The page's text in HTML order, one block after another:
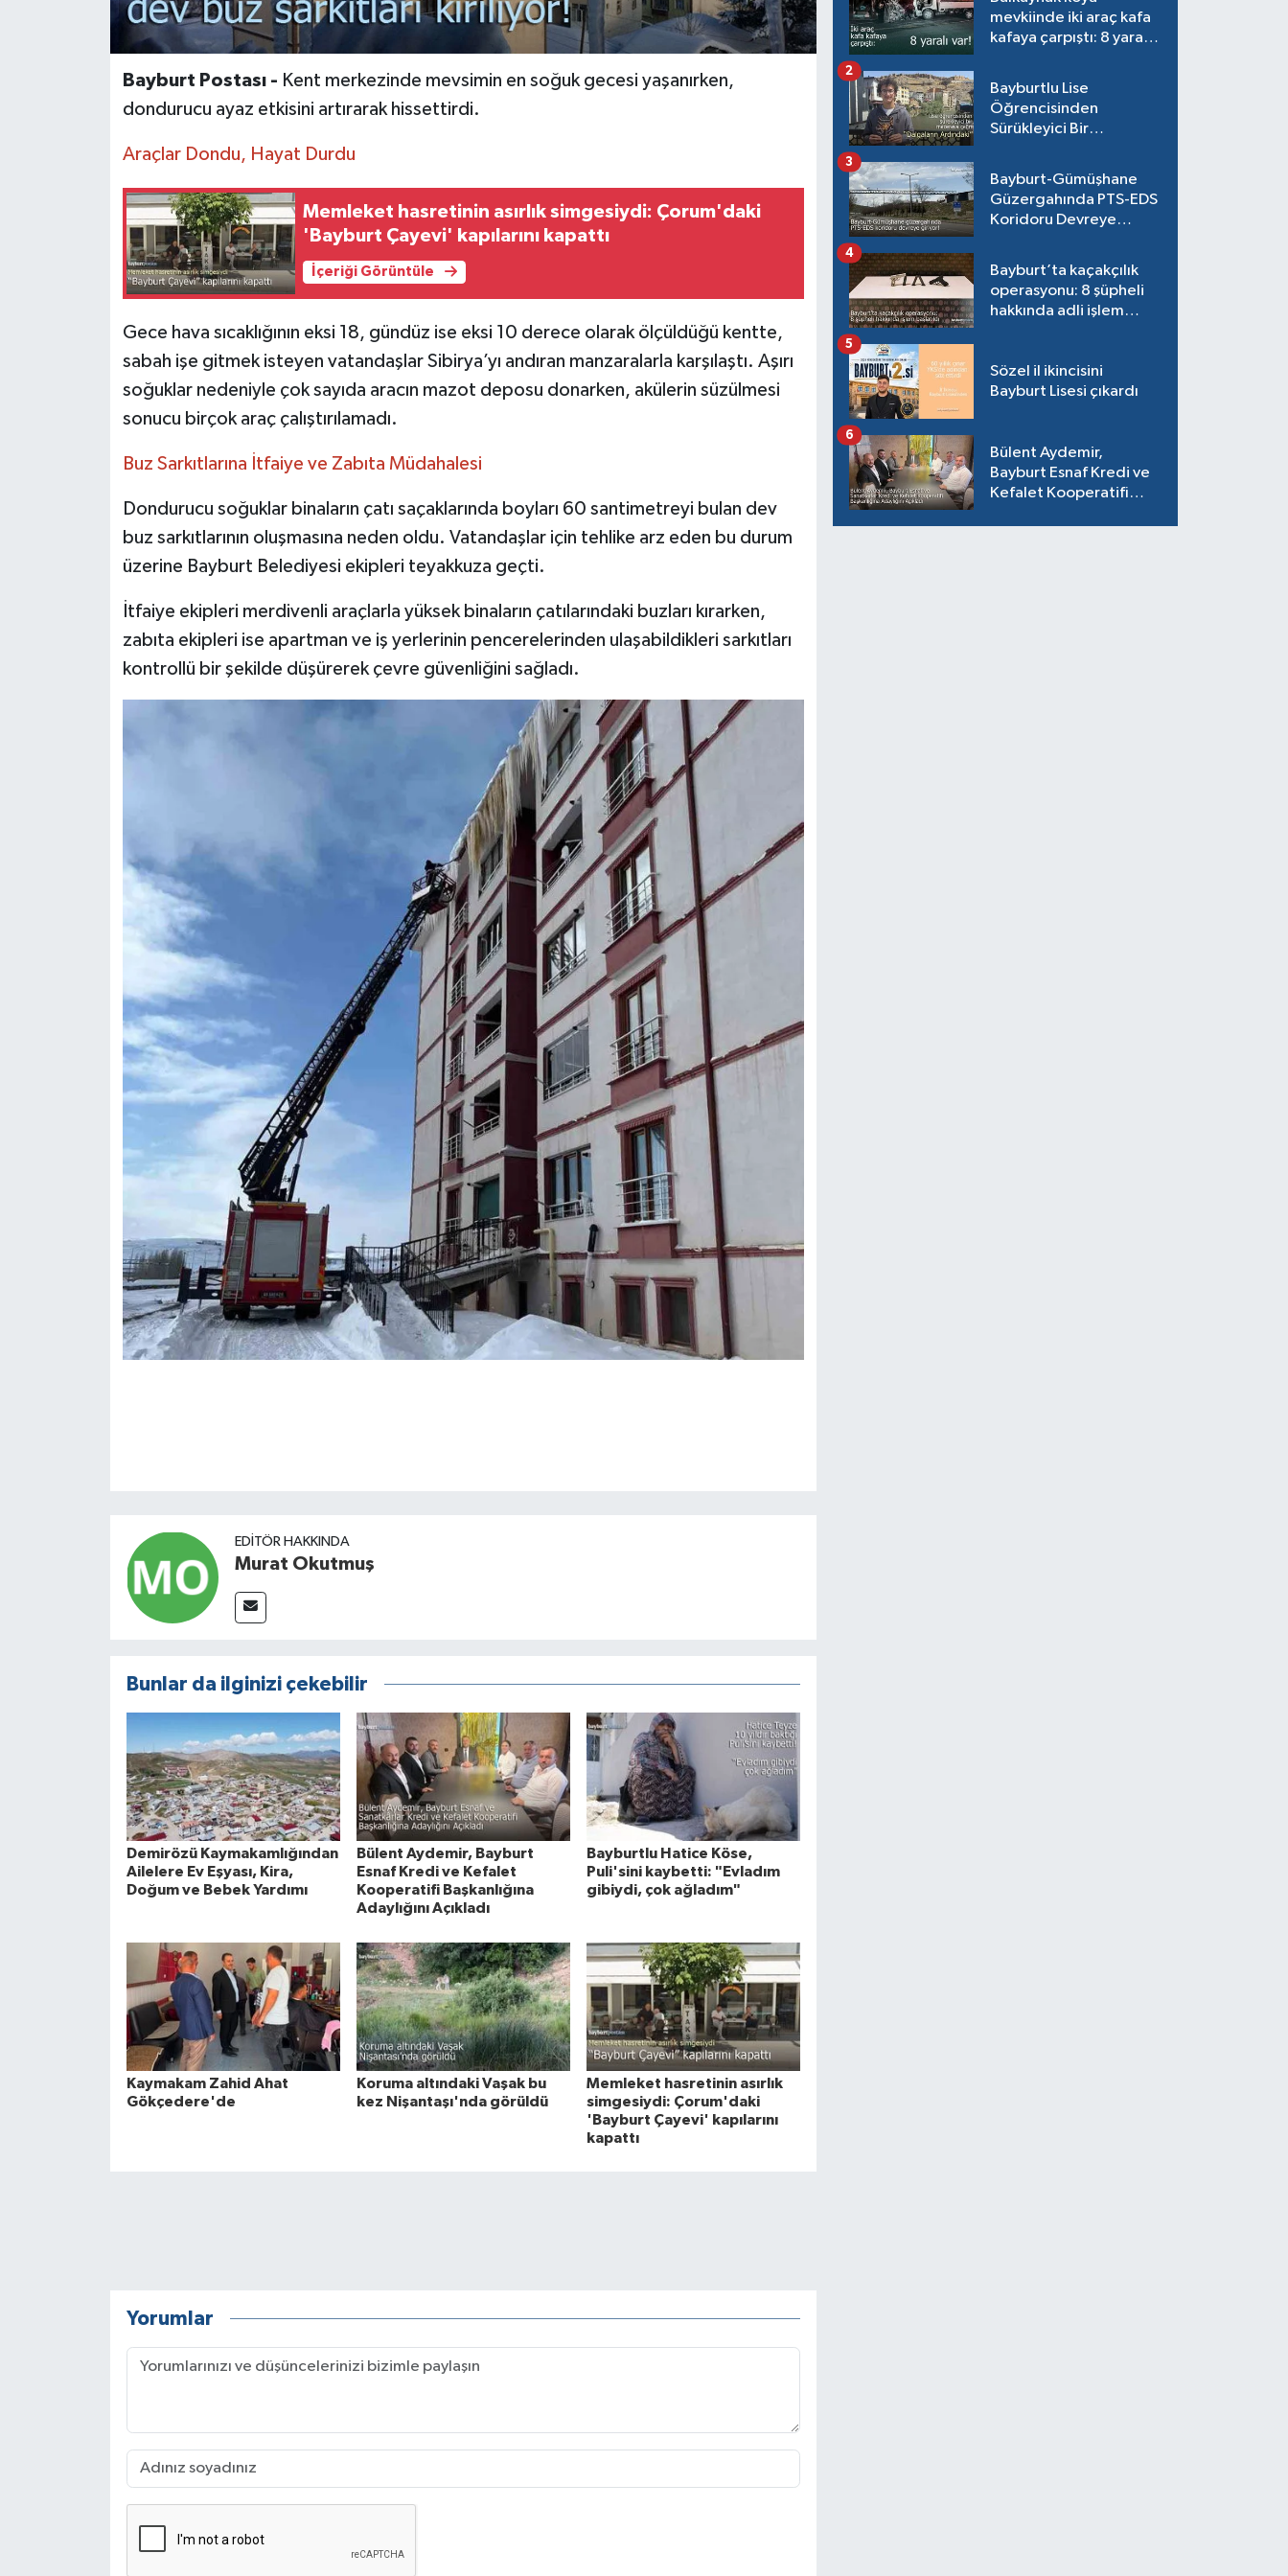
Bayburt Postası - Kent merkezinde mevsimin en soğuk gecesi yaşanırken,
dondurucu ayaz etkisini artırarak hissettirdi.
Araçlar Dondu, Hayat Durdu
Memleket hasretinin asırlık simgesiydi: Çorum'daki
'Bayburt Çayevi' kapılarını kapattı
İçeriği Görüntüle
Gece hava sıcaklığının eksi 18, gündüz ise eksi 10 derece olarak ölçüldüğü kentte,
sabah işe gitmek isteyen vatandaşlar Sibirya’yı andıran manzaralarla karşılaştı. Aşırı
soğuklar nedeniyle çok sayıda aracın mazot deposu donarken, akülerin süzülmesi
sonucu birçok araç çalıştırılamadı.
Buz Sarkıtlarına İtfaiye ve Zabıta Müdahalesi
Dondurucu soğuklar binaların çatı saçaklarında boyları 60 santimetreyi bulan dev
buz sarkıtlarının oluşmasına neden oldu. Vatandaşlar için tehlike arz eden bu durum
üzerine Bayburt Belediyesi ekipleri teyakkuza geçti.
İtfaiye ekipleri merdivenli araçlarla yüksek binaların çatılarındaki buzları kırarken,
zabıta ekipleri ise apartman ve iş yerlerinin pencerelerinden ulaşabildikleri sarkıtları
kontrollü bir şekilde düşürerek çevre güvenliğini sağladı.
EDITÖR HAKKINDA
Murat Okutmuş
Bunlar da ilginizi çekebilir
Demirözü Kaymakamlığından
Ailelere Ev Eşyası, Kira,
Doğum ve Bebek Yardımı
Bülent Aydemir, Bayburt
Esnaf Kredi ve Kefalet
Kooperatifi Başkanlığına
Adaylığını Açıkladı
Bayburtlu Hatice Köse,
Puli'sini kaybetti: "Evladım
gibiydi, çok ağladım"
Kaymakam Zahid Ahat
Gökçedere'de
Koruma altındaki Vaşak bu
kez Nişantaşı'nda görüldü
Memleket hasretinin asırlık
simgesiydi: Çorum'daki
'Bayburt Çayevi' kapılarını
kapattı
Yorumlar
mevkiinde iki araç kafa
kafaya çarpıştı: 8 yaralı
Bayburtlu Lise
Öğrencisinden
Sürükleyici Bir
2
Bayburt-Gümüşhane
Güzergahında PTS-EDS
Koridoru Devreye
3
Bayburt’ta kaçakçılık
operasyonu: 8 şüpheli
hakkında adli işlem
4
Sözel il ikincisini
Bayburt Lisesi çıkardı
5
Bülent Aydemir,
Bayburt Esnaf Kredi ve
Kefalet Kooperatifi
6